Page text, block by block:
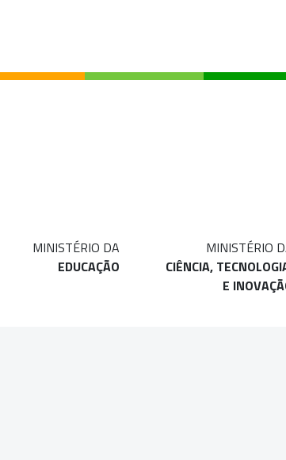
MINISTÉRIO DA
EDUCAÇÃO
MINISTÉRIO
CIÊNCIA,
E